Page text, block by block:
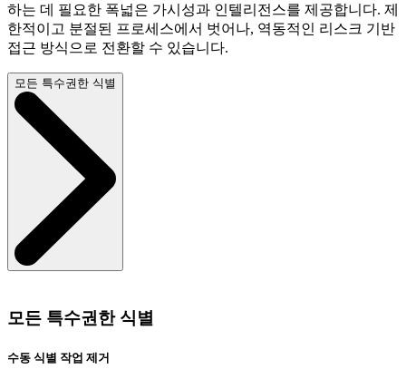
하는 데 필요한 폭넓은 가시성과 인텔리전스를 제공합니다. 제
한적이고 분절된 프로세스에서 벗어나, 역동적인 리스크 기반
접근 방식으로 전환할 수 있습니다.
모든 특수권한 식별
모든 특수권한 식별
수동 식별 작업 제거